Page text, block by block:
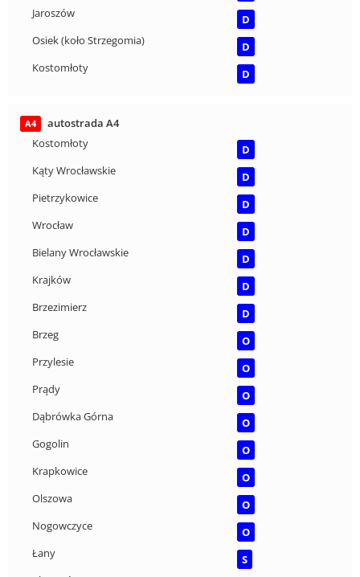
Jaroszów
D
Osiek (koło Strzegomia)
D
Kostomłoty
D
A4
autostrada A4
Kostomłoty
D
Kąty Wrocławskie
D
Pietrzykowice
D
Wrocław
D
Bielany Wrocławskie
D
Krajków
D
Brzezimierz
D
Brzeg
O
Przylesie
O
Prądy
O
Dąbrówka Górna
O
Gogolin
O
Krapkowice
O
Olszowa
O
Nogowczyce
O
Łany
S